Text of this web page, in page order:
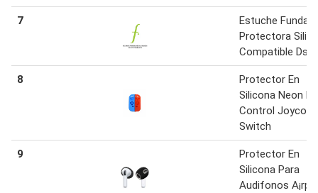
7
Estuche Funda
Protectora
Compatible Dsi
8
Protector En
Silicona Neon
Control Joycon
Switch
9
Protector En
Silicona Para
Audifonos